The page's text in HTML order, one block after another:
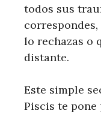
todos sus
lo rechazas o
distante.
Este simple
Piscis te pone